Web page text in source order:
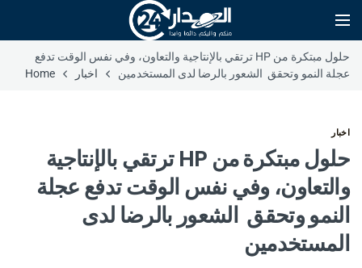
حلول مبتكرة من HP ترتقي بالإنتاجية والتعاون، وفي نفس الوقت تدفع
عجلة النمو وتحقق الشعور بالرضا لدى المستخدمين
اخبار Home
اخبار
حلول مبتكرة من HP ترتقي بالإنتاجية
والتعاون، وفي نفس الوقت تدفع عجلة
النمو وتحقق الشعور بالرضا لدى
المستخدمين